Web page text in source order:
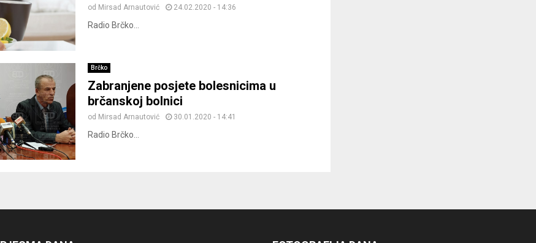
od Mirsad Arnautović 24.02.2020 - 14:36
Radio Brčko...
Brčko
Zabranjene posjete bolesnicima u
brčanskoj bolnici
od Mirsad Arnautović 30.01.2020 - 14:41
Radio Brčko...